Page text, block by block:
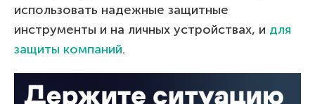
использовать надежные защитные
инструменты и на личных устройствах, и для
защиты компаний.